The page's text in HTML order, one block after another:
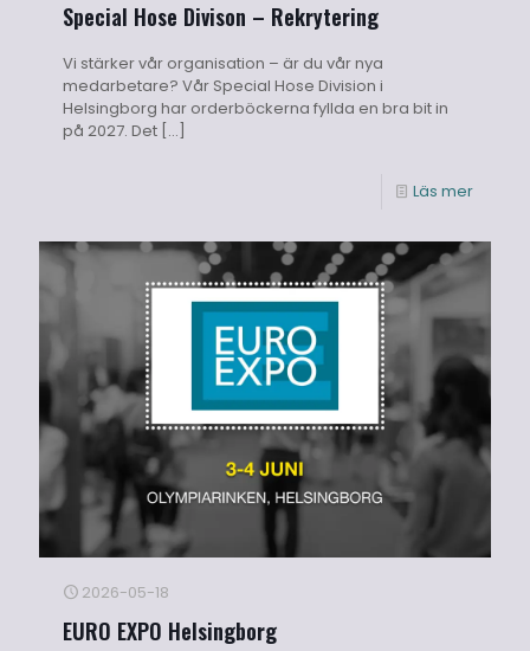
Special Hose Divison – Rekrytering
Vi stärker vår organisation – är du vår nya
medarbetare? Vår Special Hose Division i
Helsingborg har orderböckerna fyllda en bra bit in
på 2027. Det […]
Läs mer
2026-05-18
EURO EXPO Helsingborg